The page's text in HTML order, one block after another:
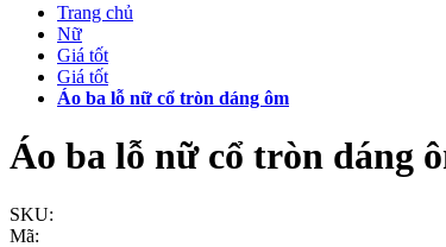
Trang chủ
Nữ
Giá tốt
Giá tốt
Áo ba lỗ nữ cổ tròn dáng ôm
Áo ba lỗ nữ cổ tròn dáng
SKU:
Mã: